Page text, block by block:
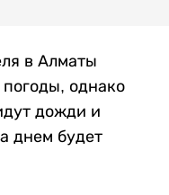
в Алматы
однако
дожди и
днем будет